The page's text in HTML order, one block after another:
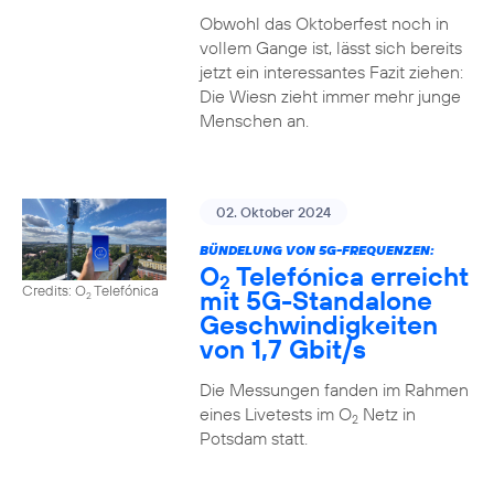
Obwohl das Oktoberfest noch in
vollem Gange ist, lässt sich bereits
jetzt ein interessantes Fazit ziehen:
Die Wiesn zieht immer mehr junge
Menschen an.
Credits: O2Telefónica
02. Oktober 2024
BÜNDELUNG VON 5G-FREQUENZEN:
O2 Telefónica erreicht
mit 5G-Standalone
Geschwindigkeiten
von 1,7 Gbit/s
Die Messungen fanden im Rahmen
eines Livetests im O2Netz in
Potsdam statt.